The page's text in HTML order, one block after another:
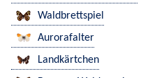
Waldbrettspiel
Aurorafalter
Landkärtchen